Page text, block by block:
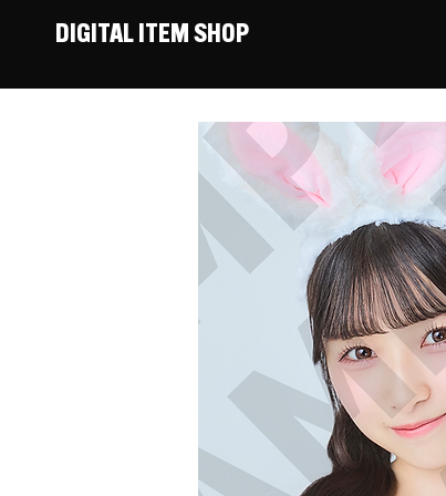
DIGITAL ITEM SHOP